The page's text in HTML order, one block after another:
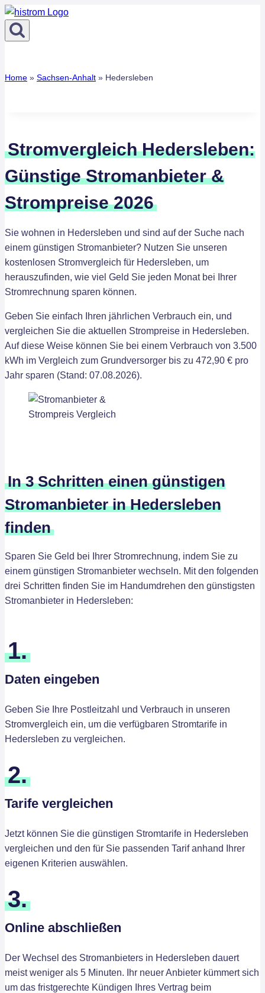
Zum
Inhalt
springen
Home » Sachsen-Anhalt » Hedersleben
Stromvergleich Hedersleben:
Günstige Stromanbieter &
Strompreise 2026
Sie wohnen in Hedersleben und sind auf der Suche nach
einem günstigen Stromanbieter? Nutzen Sie unseren
kostenlosen Stromvergleich für Hedersleben, um
herauszufinden, wie viel Geld Sie jeden Monat bei Ihrer
Stromrechnung sparen können.
Geben Sie einfach Ihren jährlichen Verbrauch ein, und
vergleichen Sie die aktuellen Strompreise in Hedersleben.
Auf diese Weise können Sie bei einem Verbrauch von 3.500
kWh im Vergleich zum Grundversorger bis zu 472,90 € pro
Jahr sparen (Stand: 07.08.2026).
In 3 Schritten einen günstigen
Stromanbieter in Hedersleben
finden
Sparen Sie Geld bei Ihrer Stromrechnung, indem Sie zu
einem günstigen Stromanbieter wechseln. Mit den folgenden
drei Schritten finden Sie im Handumdrehen den günstigsten
Stromanbieter in Hedersleben:
1.
Daten eingeben
Geben Sie Ihre Postleitzahl und Verbrauch in unseren
Stromvergleich ein, um die verfügbaren Stromtarife in
Hedersleben zu vergleichen.
2.
Tarife vergleichen
Jetzt können Sie die günstigen Stromtarife in Hedersleben
vergleichen und den für Sie passenden Tarif anhand Ihrer
eigenen Kriterien auswählen.
3.
Online abschließen
Der Wechsel des Stromanbieters in Hedersleben dauert
meist weniger als 5 Minuten. Ihr neuer Anbieter kümmert sich
um das fristgerechte Kündigen Ihres Vertrag beim